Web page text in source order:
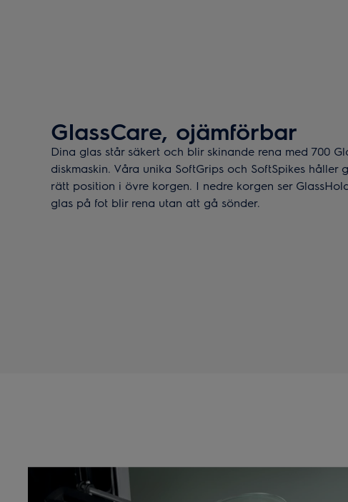
GlassCare, ojämförbar
Dina glas står säkert och blir skinande rena med 700
diskmaskin. Våra unika SoftGrips och SoftSpikes håller
rätt position i övre korgen. I nedre korgen ser
glas på fot blir rena utan att gå sönder.